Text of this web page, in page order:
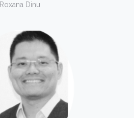
Roxana Dinu